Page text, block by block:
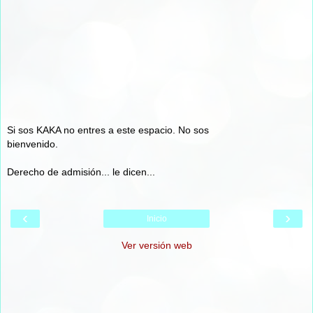
Si sos KAKA no entres a este espacio. No sos
bienvenido.
Derecho de admisión... le dicen...
‹ ›
Inicio
Ver versión web